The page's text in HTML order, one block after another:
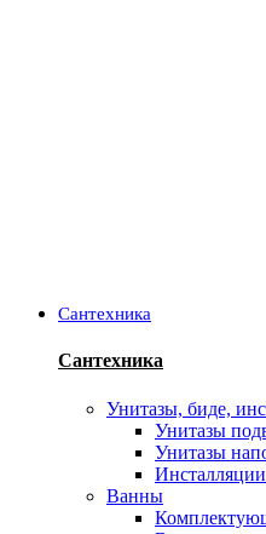
Сантехника
Сантехника
Унитазы, биде,
Унитазы
Унитазы
Ванны